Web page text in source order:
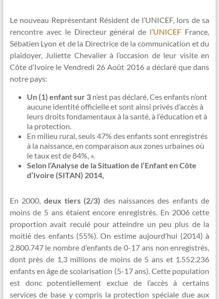
Le nouveau Représentant Résident de l’UNICEF, lors de sa
rencontre avec le Directeur général de l’UNICEF France,
Sébatien Lyon et de la Directrice de la communication et du
plaidoyer, Juliette Chevalier à l’occasion de leur visite en
Côte d’Ivoire le Vendredi 26 Août 2016 a déclaré que dans
notre pays:
Un (1) enfant sur 3n’est pas déclaré. Ces enfants n’ont
aucune identité officielle et sont ainsi privés d’accès à
leurs droits fondamentaux à la santé, à l’éducation et à
la protection.
En milieu rural, seuls 47% des enfants sont enregistrés
à la naissance, en comparaison aux zones urbaines où
le taux est de 84%, ».
Selon l’Analyse de la Situation de l’Enfant en Côte
d’Ivoire (SITAN) 2014,
En 2000, deux tiers (2/3) des naissances des enfants de
moins de 5 ans étaient encore enregistrés. En 2006 cette
proportion avait reculé pour atteindre un peu plus de la
moitié des enfants (55%). On estime aujourd’hui (2014) à
2.800.747 le nombre d’enfants de 0-17 ans non enregistrés,
dont près de 1,3 millions de moins de 5 ans et 1.552.236
enfants en âge de scolarisation (5-17 ans). Cette population
est donc potentiellement exclue de l’accès à certains
services de base y compris la protection spéciale due aux